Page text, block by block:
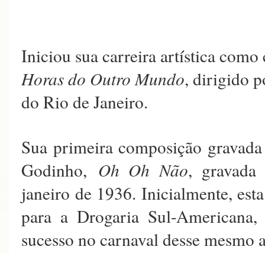
Iniciou sua carreira artística
Horas do Outro Mundo, dirigido
do Rio de Janeiro.
Sua primeira composição
Godinho, Oh Oh Não,
janeiro de 1936. Inicialmente,
para a Drogaria Sul-
sucesso no carnaval desse mesmo